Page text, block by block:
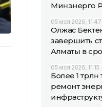
Минэнерго
05 мая 2026, 11:47
Олжас
завершить
Алматы в
05 мая 2026, 11:15
Более 1
ремонт